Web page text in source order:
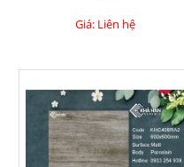
Giá: Liên hệ